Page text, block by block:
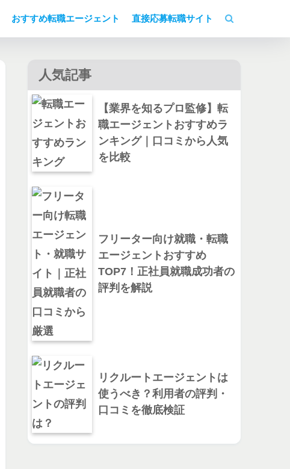
おすすめ転職エージェント 直接応募転職サイト
人気記事
【業界を知るプロ監修】転
職エージェントおすすめラ
ンキング｜口コミから人気
を比較
フリーター向け就職・転職
エージェントおすすめ
TOP7！正社員就職成功者の
評判を解説
リクルートエージェントは
使うべき？利用者の評判・
口コミを徹底検証